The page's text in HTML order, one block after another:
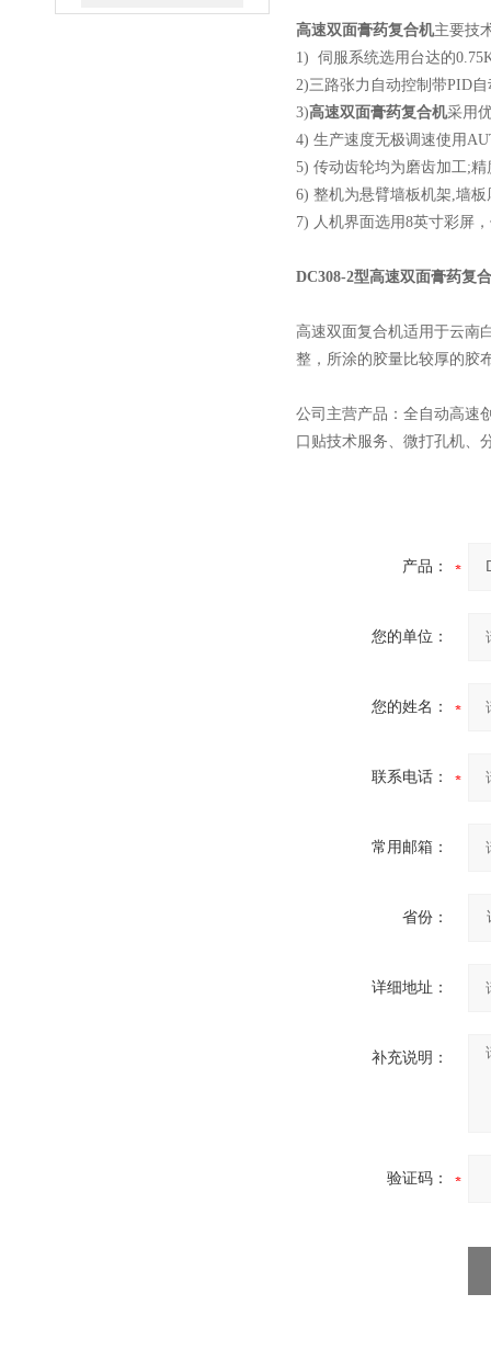
高速双面膏药复合机主要技
1) 伺服系统选用台达的
2)三路张力自动控制带PID
3)高速双面膏药复合机采用
4) 生产速度无极调速使用
5) 传动齿轮均为磨齿加工;
6) 整机为悬臂墙板机架,墙
7) 人机界面选用8英寸彩屏
DC308-2型高速双面膏药复
高速双面复合机适用于云南
整，所涂的胶量比较厚的胶
公司主营产品：全自动高速
口贴技术服务、微打孔机、
产品：
您的单位：
您的姓名：
联系电话：
常用邮箱：
省份：
详细地址：
补充说明：
验证码：